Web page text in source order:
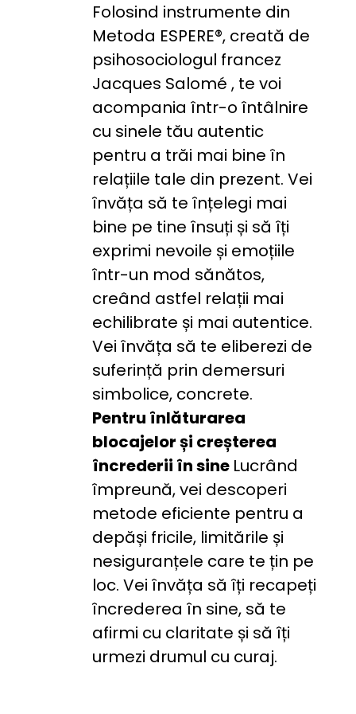
Folosind instrumente din
Metoda ESPERE®, creată de
psihosociologul francez
Jacques Salomé , te voi
acompania într-o întâlnire
cu sinele tău autentic
pentru a trăi mai bine în
relațiile tale din prezent. Vei
învăța să te înțelegi mai
bine pe tine însuți și să îți
exprimi nevoile și emoțiile
într-un mod sănătos,
creând astfel relații mai
echilibrate și mai autentice.
Vei învăța să te eliberezi de
suferință prin demersuri
simbolice, concrete.
Pentru înlăturarea
blocajelor și creșterea
încrederii în sine Lucrând
împreună, vei descoperi
metode eficiente pentru a
depăși fricile, limitările și
nesiguranțele care te țin pe
loc. Vei învăța să îți recapeți
încrederea în sine, să te
afirmi cu claritate și să îți
urmezi drumul cu curaj.